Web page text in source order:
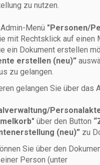
zu nutzen.
Menü "Personen/
mit Rechtsklick auf einen
ein Dokument erstellen
erstellen (neu)”
zu gelangen.
gelangen Sie über das
über den Button
(neu)” zu
Sie über den
Person (unter